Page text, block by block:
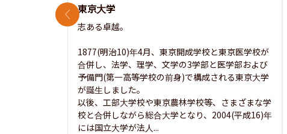
東京大学
志ある卓越。
1877(明治10)年4月、東京開成学校と東京医学校が
合併し、法学、理学、文学の3学部と医学部および
予備門(第一高等学校の前身)で構成される東京大学
が誕生しました。
以後、工部大学校や東京農林学校等、さまざまな学
校と合併しながら総合大学となり、2004(平成16)年
には国立大学が法人...
前のスライド